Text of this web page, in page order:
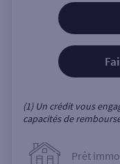
(1) Un crédit vous
capacités de
Prêt